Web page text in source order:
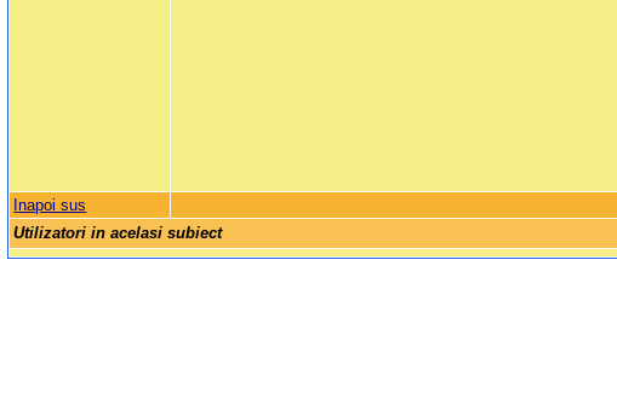
Inapoi sus
Utilizatori in acelasi subiect